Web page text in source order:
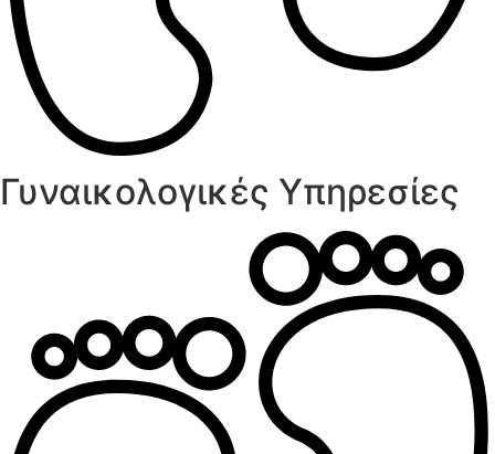
Γυναικολογικές Υπηρεσίες